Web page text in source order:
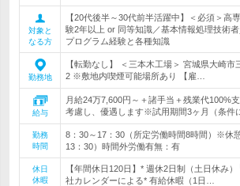
対象と
なる方
【20代後半～30代前半活躍中】＜必須＞高
験2年以上 or 同等知識／基本情報処理技術
プログラム経験と各種知識
勤務地
【転勤なし】 ＜三本木工場＞ 宮城県大崎
2 ※敷地内喫煙可能場所あり 【雇…
給与
月給24万7,600円～＋諸手当＋残業代100%
考慮し、優遇します※試用期間3ヶ月（条件
勤務
時間
8：30～17：30（所定労働時間8時間）※休
13：30）時間外労働有無：有
休日
休暇
【年間休日120日】* 週休2日制（土日休み
社カレンダーによる* 有給休暇（1日…